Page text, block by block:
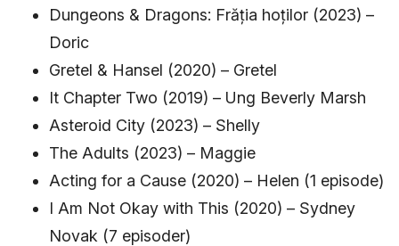
Dungeons & Dragons: Frăția hoților (2023) –
Doric
Gretel & Hansel (2020) – Gretel
It Chapter Two (2019) – Ung Beverly Marsh
Asteroid City (2023) – Shelly
The Adults (2023) – Maggie
Acting for a Cause (2020) – Helen (1 episode)
I Am Not Okay with This (2020) – Sydney
Novak (7 episoder)